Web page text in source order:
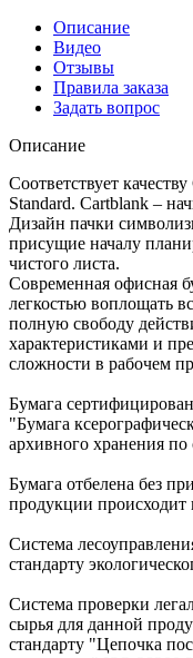
Описание
Видео
Отзывы
Правила заказа
Задать вопрос
Описание
Соответствует
Standard. Cartblank –
Дизайн пачки
присущие началу
чистого листа.
Современная офисная
легкостью воплощать
полную свободу
характеристиками и
сложности в рабочем
Бумага
"Бумага
архивного хранения
Бумага отбелена без
продукции происходит
Система
стандарту
Система проверки
сырья для данной
стандарту "Цепочка